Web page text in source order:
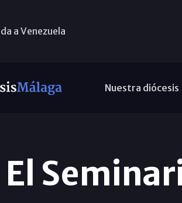
a Venezuela
Nuestra diócesis
El